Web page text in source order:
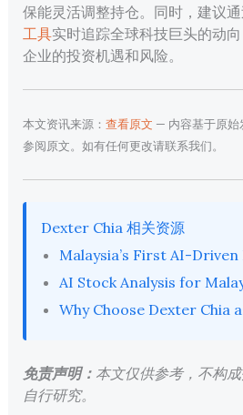
保能灵活调整持仓。同时，建议
工具实时追踪全球科技巨头的动
企业的投资机遇和风险。
本文资讯来源： 查看原文 — 内容基于原始
参阅原文。如有任何更改请联系我们。
Dexter Chia 相关资源
Malaysia’s First AI-Driven
AI Stock Analysis for
Why Choose Dexter Chia
免责声明： 本文仅供参考，不构
自行研究。